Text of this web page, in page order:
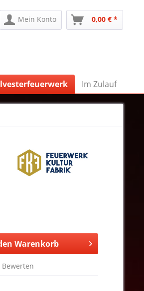
Mein Konto 0,00 € *
Im Zulauf
Warenkorb
Bewerten